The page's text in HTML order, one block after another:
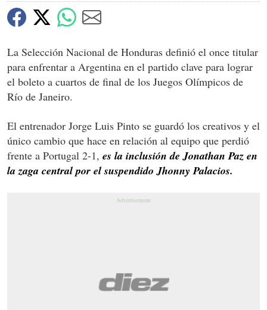
La Selección Nacional de Honduras definió el once titular
para enfrentar a Argentina en el partido clave para lograr
el boleto a cuartos de final de los Juegos Olímpicos de
Río de Janeiro.
El entrenador Jorge Luis Pinto se guardó los creativos y el
único cambio que hace en relación al equipo que perdió
frente a Portugal 2-1, es la inclusión de Jonathan Paz en
la zaga central por el suspendido Jhonny Palacios.